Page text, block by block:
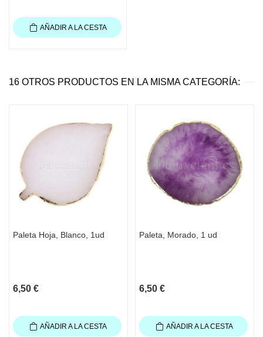
AÑADIR A LA CESTA
16 OTROS PRODUCTOS EN LA MISMA CATEGORÍA:
Paleta Hoja, Blanco, 1ud
6,50 €
AÑADIR A LA CESTA
Paleta, Morado, 1 ud
6,50 €
AÑADIR A LA CESTA